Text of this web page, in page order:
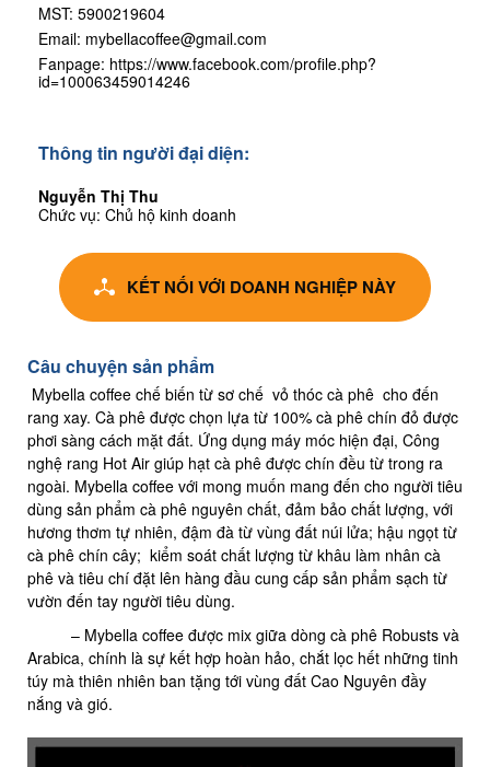
MST: 5900219604
Email: mybellacoffee@gmail.com
Fanpage: https://www.facebook.com/profile.php?
id=100063459014246
Thông tin người đại diện:
Nguyễn Thị Thu
Chức vụ: Chủ hộ kinh doanh
KẾT NỐI VỚI DOANH NGHIỆP NÀY
Câu chuyện sản phẩm
Mybella coffee chế biến từ sơ chế vỏ thóc cà phê cho đến
rang xay. Cà phê được chọn lựa từ 100% cà phê chín đỏ được
phơi sàng cách mặt đất. Ứng dụng máy móc hiện đại, Công
nghệ rang Hot Air giúp hạt cà phê được chín đều từ trong ra
ngoài. Mybella coffee với mong muốn mang đến cho người tiêu
dùng sản phẩm cà phê nguyên chất, đảm bảo chất lượng, với
hương thơm tự nhiên, đậm đà từ vùng đất núi lửa; hậu ngọt từ
cà phê chín cây; kiểm soát chất lượng từ khâu làm nhân cà
phê và tiêu chí đặt lên hàng đầu cung cấp sản phẩm sạch từ
vườn đến tay người tiêu dùng.
– Mybella coffee được mix giữa dòng cà phê Robusts và
Arabica, chính là sự kết hợp hoàn hảo, chắt lọc hết những tinh
túy mà thiên nhiên ban tặng tới vùng đất Cao Nguyên đầy
nắng và gió.